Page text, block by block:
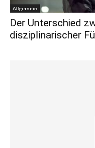
Allgemein
Der Unterschied
disziplinarischer